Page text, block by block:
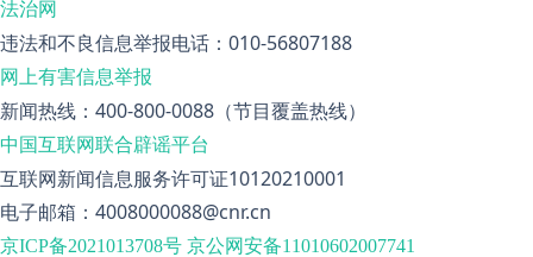
法治网
违法和不良信息举报电话：010-56807188
网上有害信息举报
新闻热线：400-800-0088（节目覆盖热线）
中国互联网联合辟谣平台
互联网新闻信息服务许可证10120210001
电子邮箱：4008000088@cnr.cn
京ICP备2021013708号 京公网安备11010602007741